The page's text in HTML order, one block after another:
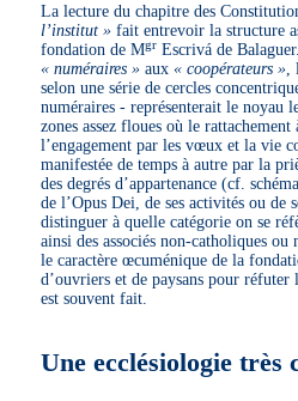
La lecture du chapitre des
l’institut » fait entrevoir la structure
fondation de Mgr Escrivá de
« numéraires » aux« coopérateurs »,
selon une série de cercles
numéraires - représenterait le noyau
zones assez floues où le
l’engagement par les vœux et la vie
manifestée de temps à autre par la
des degrés d’appartenance (cf.
de l’Opus Dei, de ses activités ou de
distinguer à quelle catégorie on se
ainsi des associés non-catholiques
le caractère œcuménique de la
d’ouvriers et de paysans pour
est souvent fait.
Une ecclésiologie très